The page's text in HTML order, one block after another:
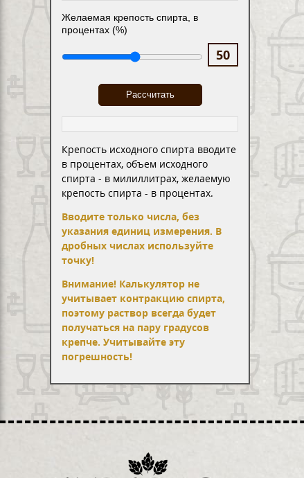
Желаемая крепость спирта, в
процентах (%)
Крепость исходного спирта вводите
в процентах, объем исходного
спирта - в милиллитрах, желаемую
крепость спирта - в процентах.
Вводите только числа, без
указания единиц измерения. В
дробных числах используйте
точку!
Внимание! Калькулятор не
учитывает контракцию спирта,
поэтому раствор всегда будет
получаться на пару градусов
крепче. Учитывайте эту
погрешность!